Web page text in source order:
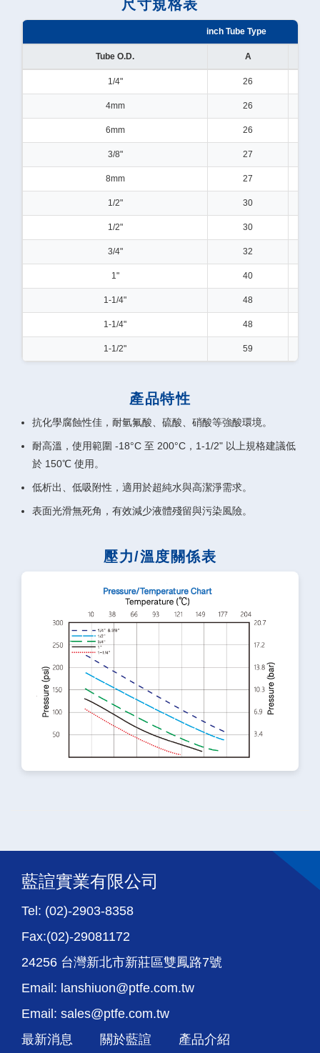
尺寸規格表
inch Tube Type
Tube O.D. A
1/4" 26
4mm 26
6mm 26
3/8" 27
8mm 27
1/2" 30
1/2" 30
3/4" 32
1" 40
1-1/4" 48
1-1/4" 48
1-1/2" 59
產品特性
抗化學腐蝕性佳，耐氫氟酸、硫酸、硝酸等強酸環境。
耐高溫，使用範圍 -18°C 至 200°C，1-1/2" 以上規格建議低
於 150℃ 使用。
低析出、低吸附性，適用於超純水與高潔淨需求。
表面光滑無死角，有效減少液體殘留與污染風險。
壓力/溫度關係表
藍諠實業有限公司
Tel: (02)-2903-8358
Fax:(02)-29081172
24256 台灣新北市新莊區雙鳳路7號
Email: lanshiuon@ptfe.com.tw
Email: sales@ptfe.com.tw
最新消息
關於藍諠 產品介紹